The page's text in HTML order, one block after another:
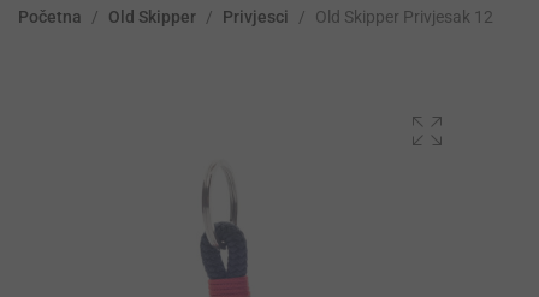
Početna / Old Skipper / Privjesci / Old Skipper Privjesak 12